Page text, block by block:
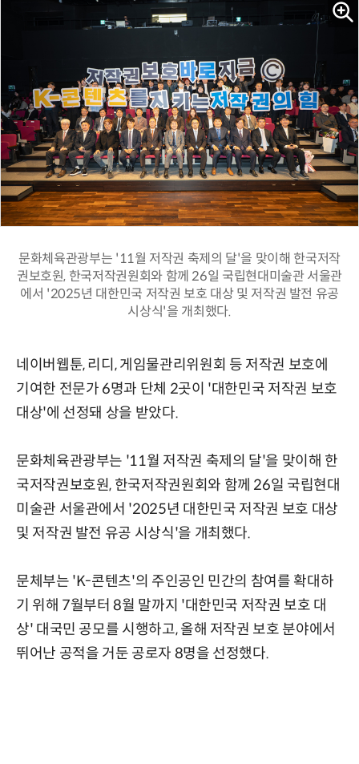
문화체육관광부는 '11월 저작권 축제의 달'을 맞이해 한국저작
권보호원, 한국저작권원회와 함께 26일 국립현대미술관 서울관
에서 '2025년 대한민국 저작권 보호 대상 및 저작권 발전 유공
시상식'을 개최했다.
네이버웹툰, 리디, 게임물관리위원회 등 저작권 보호에
기여한 전문가 6명과 단체 2곳이 '대한민국 저작권 보호
대상'에 선정돼 상을 받았다.
문화체육관광부는 '11월 저작권 축제의 달'을 맞이해 한
국저작권보호원, 한국저작권원회와 함께 26일 국립현대
미술관 서울관에서 '2025년 대한민국 저작권 보호 대상
및 저작권 발전 유공 시상식'을 개최했다.
문체부는 'K-콘텐츠'의 주인공인 민간의 참여를 확대하
기 위해 7월부터 8월 말까지 '대한민국 저작권 보호 대
상' 대국민 공모를 시행하고, 올해 저작권 보호 분야에서
뛰어난 공적을 거둔 공로자 8명을 선정했다.